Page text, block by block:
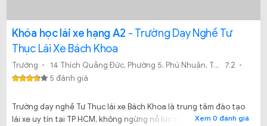
Khóa học lái xe hạng A2 - Trường Dạy Nghề Tư
Thục Lái Xe Bách Khoa
Trường 14 Thích Quảng Đức, Phường 5, Phú Nhuận, Thành phố Hồ Chí Minh 15:06
7.2
5 đánh giá
Trường dạy nghề Tư Thục lái xe Bách Khoa là trung tâm đào tạo
lái xe uy tín tại TP HCM, không ngừng nỗ lực nâng cao chất
Xem 0 đánh giá